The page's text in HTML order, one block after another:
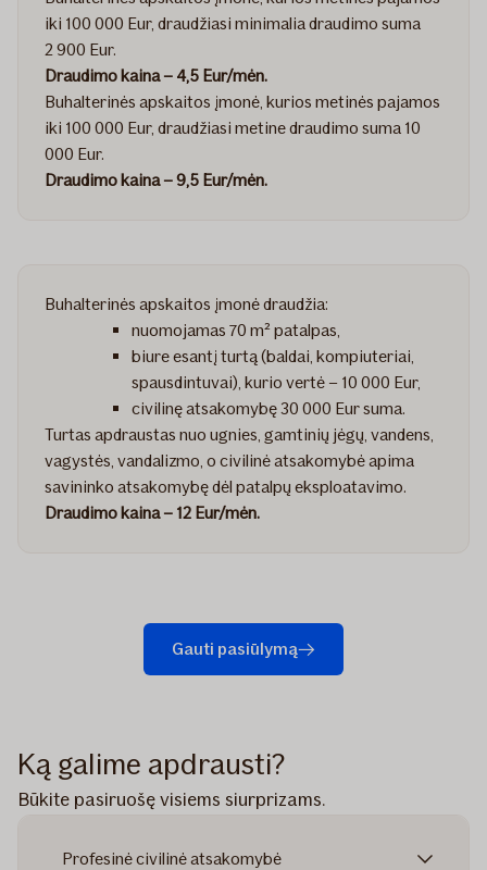
iki 100 000 Eur, draudžiasi minimalia draudimo suma
2 900 Eur.
Draudimo kaina – 4,5 Eur/mėn.
Buhalterinės apskaitos įmonė, kurios metinės pajamos
iki 100 000 Eur, draudžiasi metine draudimo suma 10
000 Eur.
Draudimo kaina – 9,5 Eur/mėn.
Buhalterinės apskaitos įmonė draudžia:
nuomojamas 70 m² patalpas,
biure esantį turtą (baldai, kompiuteriai,
spausdintuvai), kurio vertė – 10 000 Eur,
civilinę atsakomybę 30 000 Eur suma.
Turtas apdraustas nuo ugnies, gamtinių jėgų, vandens,
vagystės, vandalizmo, o civilinė atsakomybė apima
savininko atsakomybę dėl patalpų eksploatavimo.
Draudimo kaina – 12 Eur/mėn.
Gauti pasiūlymą
Ką galime apdrausti?
Būkite pasiruošę visiems siurprizams.
Profesinė civilinė atsakomybė